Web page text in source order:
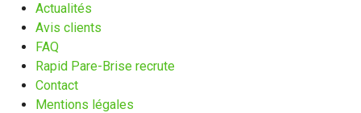
Actualités
Avis clients
FAQ
Rapid Pare-Brise recrute
Contact
Mentions légales